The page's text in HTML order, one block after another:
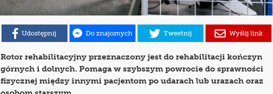
Udostępnij Do znajomych Tweetnij Wyślij link
Rotor rehabilitacyjny przeznaczony jest do rehabilitacji kończyn
górnych i dolnych. Pomaga w szybszym powrocie do sprawności
fizycznej między innymi pacjentom po udarach lub urazach oraz